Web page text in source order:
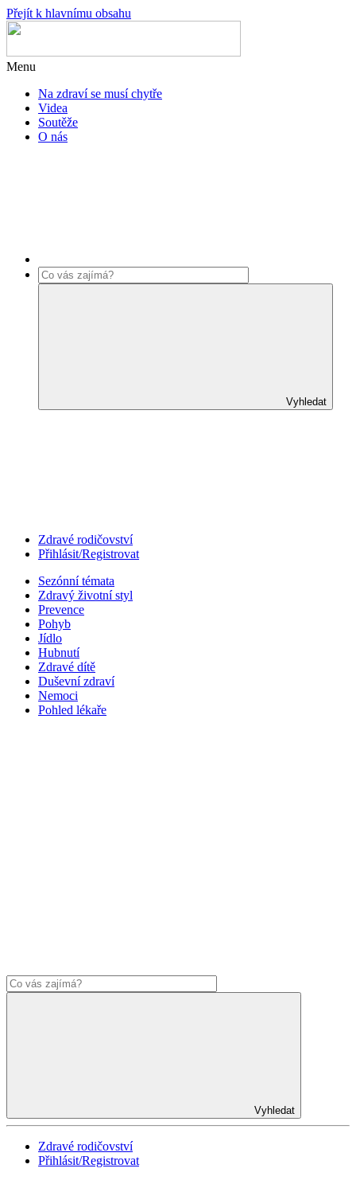
Přejít k hlavnímu obsahu
Menu
Na zdraví se musí chytře
Videa
Soutěže
O nás
Vyhledat
Zdravé rodičovství
Přihlásit/Registrovat
Sezónní témata
Zdravý životní styl
Prevence
Pohyb
Jídlo
Hubnutí
Zdravé dítě
Duševní zdraví
Nemoci
Pohled lékaře
Vyhledat
Zdravé rodičovství
Přihlásit/Registrovat